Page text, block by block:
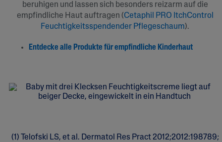
beruhigen und lassen sich besonders reizarm auf die
empfindliche Haut auftragen (Cetaphil PRO ItchControl
Feuchtigkeitsspendender Pflegeschaum).
Entdecke alle Produkte für empfindliche Kinderhaut
(1) Telofski LS, et al. Dermatol Res Pract 2012;2012:198789;